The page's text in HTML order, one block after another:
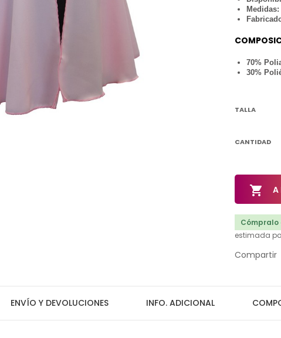
70%
30%
TALLA
CANTIDAD

Cómpralo
estimada
Compartir
ENVÍO Y DEVOLUCIONES INFO. ADICIONAL